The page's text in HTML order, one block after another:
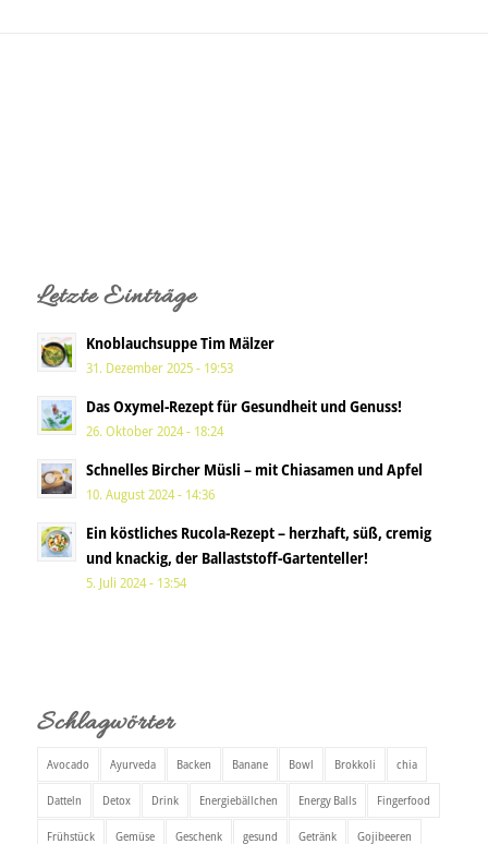
Letzte Einträge
Knoblauchsuppe Tim Mälzer
31. Dezember 2025 - 19:53
Das Oxymel-Rezept für Gesundheit und Genuss!
26. Oktober 2024 - 18:24
Schnelles Bircher Müsli – mit Chiasamen und Apfel
10. August 2024 - 14:36
Ein köstliches Rucola-Rezept – herzhaft, süß, cremig
und knackig, der Ballaststoff-Gartenteller!
5. Juli 2024 - 13:54
Schlagwörter
Avocado Ayurveda Backen Banane Bowl Brokkoli chia
Datteln Detox Drink Energiebällchen Energy Balls Fingerfood
Frühstück Gemüse Geschenk gesund Getränk Gojibeeren